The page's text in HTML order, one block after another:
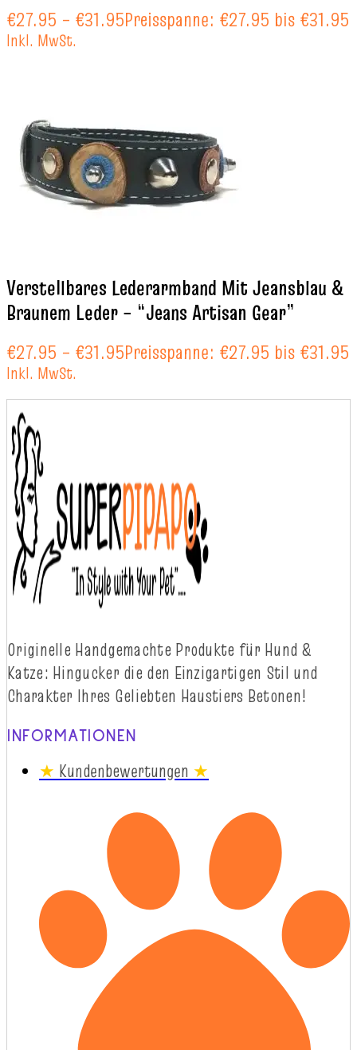
€27.95 – €31.95Preisspanne: €27.95 bis €31.95
Inkl. MwSt.
Verstellbares Lederarmband Mit Jeansblau &
Braunem Leder – “Jeans Artisan Gear”
€27.95 – €31.95Preisspanne: €27.95 bis €31.95
Inkl. MwSt.
Originelle Handgemachte Produkte für Hund &
Katze: Hingucker die den Einzigartigen Stil und
Charakter Ihres Geliebten Haustiers Betonen!
INFORMATIONEN
★ Kundenbewertungen ★